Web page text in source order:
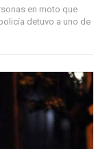
en moto que
detuvo a uno de